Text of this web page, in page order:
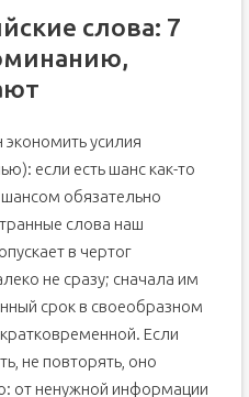
иностранных
рационального
знать
слова
песни, подкасты,
слов
новых слов
слова: 7
экономить усилия
если есть шанс как-то
шансом обязательно
слова наш
в чертог
не сразу; сначала им
срок в своеобразном
Если
не повторять, оно
от ненужной информации